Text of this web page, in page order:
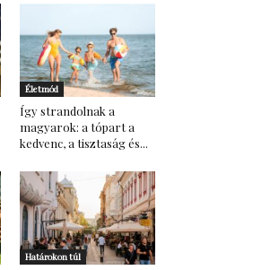
Életmód
Így strandolnak a
magyarok: a tópart a
kedvenc, a tisztaság és...
Határokon túl